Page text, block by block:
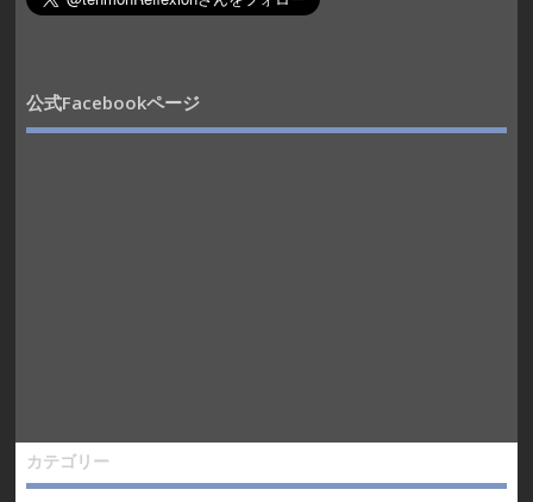
公式Facebookページ
カテゴリー